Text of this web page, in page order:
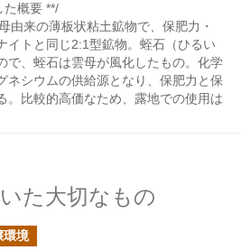
た概要 **/
由来の薄板状粘土鉱物で、保肥力・
イトと同じ2:1型鉱物。蛭石（ひるい
で、蛭石は雲母が風化したもの。化学
ネシウムの供給源となり、保肥力と保
。比較的高価なため、露地での使用は
た大切なもの
環境